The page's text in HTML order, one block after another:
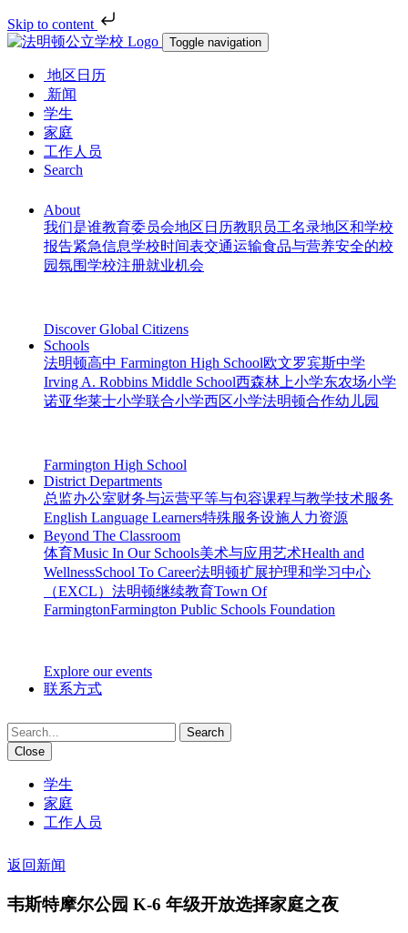
Skip to content
Toggle navigation
地区日历
新闻
学生
家庭
工作人员
Search
About
我们是谁教育委员会地区日历教职员工名录地区和学校
报告紧急信息学校时间表交通运输食品与营养安全的校
园氛围学校注册就业机会
Discover Global Citizens
Schools
法明顿高中 Farmington High School欧文罗宾斯中学
Irving A. Robbins Middle School西森林上小学东农场小学
诺亚华莱士小学联合小学西区小学法明顿合作幼儿园
Farmington High School
District Departments
总监办公室财务与运营平等与包容课程与教学技术服务
English Language Learners特殊服务设施人力资源
Beyond The Classroom
体育Music In Our Schools美术与应用艺术Health and
WellnessSchool To Career法明顿扩展护理和学习中心
（EXCL） 法明顿继续教育Town Of
FarmingtonFarmington Public Schools Foundation
Explore our events
联系方式
Search
Close
学生
家庭
工作人员
返回新闻
韦斯特摩尔公园 K-6 年级开放选择家庭之夜